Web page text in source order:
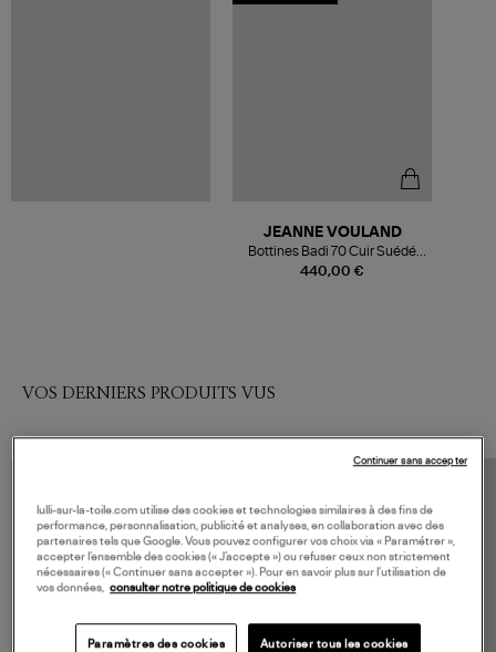
440,00 €
JEANNE VOULAND
Bottines Badi 70 Cuir Suédé
Noir
VOS DERNIERS PRODUITS VUS
lulli-sur-la-toile.com utilise des cookies et technologies similaires à des fins de
performance, personnalisation, publicité et analyses, en collaboration avec des
partenaires tels que Google. Vous pouvez configurer vos choix via « Paramétrer »,
accepter l’ensemble des cookies (« J’accepte ») ou refuser ceux non strictement
nécessaires (« Continuer sans accepter »). Pour en savoir plus sur l’utilisation de
vos données,
consulter notre politique de cookies
Paramètres des cookies Autoriser tous les cookies
Continuer sans accepter